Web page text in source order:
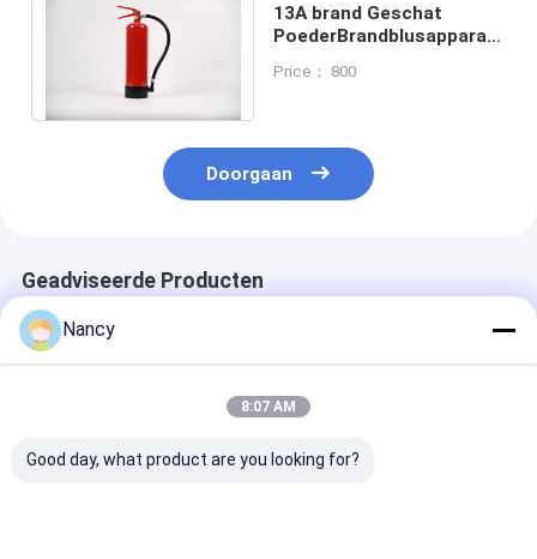
13A brand Geschat
PoederBrandblusapparaat
14bar
Price： 800
Doorgaan
Geadviseerde Producten
Nancy
8:07 AM
Good day, what product are you looking for?